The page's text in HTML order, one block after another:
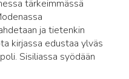
tärkeimmässä
ja tietenkin
kirjassa edustaa ylväs
Sisiliassa syödään